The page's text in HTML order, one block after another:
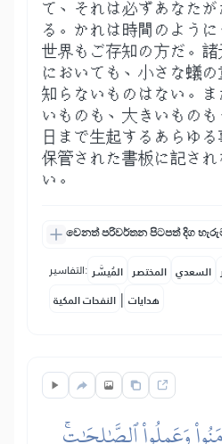
て、それは必ずあなた
る。かれは時間のよう
世界もご存知の方だ。
においても、小さな蟻
知らないものはない。ま
いものも、大きいもの
日まで生起するあらゆ
保管された書板に記され
い。
වෙනත් පරිවර්තන පිටපත් දිග
التفاسير: المُيسَّر المختصر السعدي
النفحات المكية | هدايات
وَعَمِلُواْ ٱلصَّٰلِحَٰتِۚ